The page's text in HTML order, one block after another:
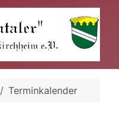
Terminkalender